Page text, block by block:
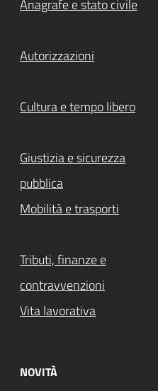
Anagrafe e stato civile
Autorizzazioni
Cultura e tempo libero
Giustizia e sicurezza
pubblica
Mobilità e trasporti
Tributi, finanze e
contravvenzioni
Vita lavorativa
NOVITÀ